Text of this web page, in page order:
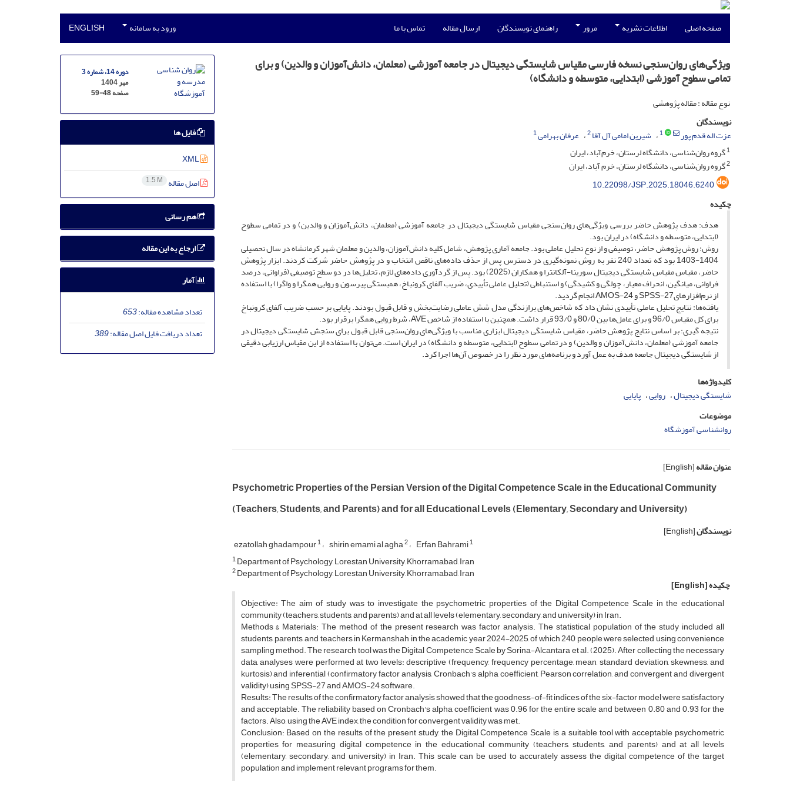
صفحه اصلی اطلاعات نشریه مرور راهنمای نویسندگان ارسال مقاله تماس با ما ورود به سامانه ENGLISH
ویژگی‌های روان‌سنجی نسخه فارسی مقیاس شایستگی دیجیتال در جامعه آموزشی (معلمان، دانش‌آموزان و والدین) و برای
تمامی سطوح آموزشی (ابتدایی، متوسطه و دانشگاه)
نوع مقاله : مقاله پژوهشی
نویسندگان
عزت اله قدم پور
1 شیرین امامی آل آقا2 عرفان بهرامی1
1گروه روان‌شناسی، دانشگاه لرستان، خرم‌آباد، ایران
2گروه روان‌شناسی، دانشگاه لرستان، خرم آباد، ایران
10.22098/JSP.2025.18046.6240
چکیده
هدف: هدف پژوهش حاضر بررسی ویژگی‌های روان‌سنجی مقیاس شایستگی دیجیتال در جامعه آموزشی (معلمان، دانش‌آموزان و والدین) و در تمامی سطوح
(ابتدایی، متوسطه و دانشگاه) در ایران بود.
روش: روش پژوهش حاضر، توصیفی و از نوع تحلیل عاملی بود. جامعه آماری پژوهش، شامل کلیه دانش‌آموزان، والدین و معلمان شهر کرمانشاه در سال تحصیلی
1404-1403 بود که تعداد 240 نفر به روش‌ نمونه‌گیری در دسترس پس از حذف داده‌های ناقص انتخاب و در پژوهش حاضر شرکت کردند. ابزار پژوهش
حاضر، مقیاس مقیاس ‌شایستگی دیجیتال سورینا-آلکانترا و همکاران (2025) بود. پس از گردآوری داده‌های لازم، تحلیل‌ها در دو سطح توصیفی (فراوانی، درصد
فراوانی، میانگین، انحراف معیار، چولگی و کشیدگی) و استنباطی (تحلیل عاملی تأییدی، ضریب آلفای کرونباخ، همبستگی پیرسون و روایی همگرا و واگرا) با استفاده
از نرم‌افزارهایSPSS-27 و AMOS-24 انجام گردید.
یافته‌ها: نتایج تحلیل عاملی تأییدی نشان داد که شاخص‌های برازندگی مدل شش عاملی رضایت‌بخش و قابل قبول بودند. پایایی بر حسب ضریب آلفای کرونباخ
برای کل مقیاس 96/0 و برای عامل‌ها بین 80/0 و 93/0 قرار داشت. همچنین با استفاده از شاخص AVE، شرط روایی همگرا برقرار بود.
نتیجه گیری: بر اساس نتایج پژوهش حاضر، مقیاس شایستگی دیجیتال ابزاری مناسب با ویژگی‌های روان‌سنجی قابل قبول برای سنجش شایستگی دیجیتال در
جامعه آموزشی (معلمان، دانش‌آموزان و والدین) و در تمامی سطوح (ابتدایی، متوسطه و دانشگاه) در ایران است. می‌توان با استفاده از این مقیاس ارزیابی دقیقی
از شایستگی دیجیتال جامعه هدف به عمل آورد و برنامه‌های مورد نظر را در خصوص آن‌ها اجرا کرد.
کلیدواژه‌ها
شایستگی دیجیتال روایی پایایی
موضوعات
روانشناسی آموزشگاه
عنوان مقاله[English]
Psychometric Properties of the Persian Version of the Digital Competence Scale in the Educational Community
(Teachers, Students, and Parents) and for all Educational Levels (Elementary, Secondary and University)
نویسندگان[English]
ezatollah ghadampour1 shirin emami al agha2 Erfan Bahrami1
1Department of Psychology, Lorestan University, Khorramabad, Iran
2Department of Psychology, Lorestan University, Khorramabad, Iran
چکیده[English]
Objective: The aim of study was to investigate the psychometric properties of the Digital Competence Scale in the educational
community (teachers, students, and parents) and at all levels (elementary, secondary, and university) in Iran.
Methods & Materials: The method of the present research was factor analysis. The statistical population of the study included all
students, parents, and teachers in Kermanshah in the academic year 2024-2025, of which 240 people were selected using convenience
sampling method. The research tool was the Digital Competence Scale by Sorina-Alcantara et al. (2025). After collecting the necessary
data, analyses were performed at two levels: descriptive (frequency, frequency percentage, mean, standard deviation, skewness, and
kurtosis) and inferential (confirmatory factor analysis, Cronbach's alpha coefficient, Pearson correlation, and convergent and divergent
validity) using SPSS-27 and AMOS-24 software.
Results: The results of the confirmatory factor analysis showed that the goodness-of-fit indices of the six-factor model were satisfactory
and acceptable. The reliability based on Cronbach's alpha coefficient was 0.96 for the entire scale and between 0.80 and 0.93 for the
factors. Also, using the AVE index, the condition for convergent validity was met.
Conclusion: Based on the results of the present study, the Digital Competence Scale is a suitable tool with acceptable psychometric
properties for measuring digital competence in the educational community (teachers, students, and parents) and at all levels
(elementary, secondary, and university) in Iran. This scale can be used to accurately assess the digital competence of the target
population and implement relevant programs for them.
دوره 14، شماره 3
مهر 1404
صفحه59-48
فایل ها
XML
اصل مقاله 1.5 M
هم رسانی
ارجاع به این مقاله
آمار
تعداد مشاهده مقاله:653
تعداد دریافت فایل اصل مقاله:389